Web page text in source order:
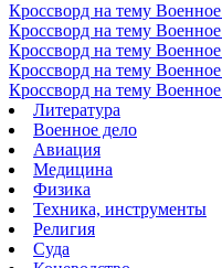
Кроссворд на тему
Кроссворд на тему
Кроссворд на тему
Кроссворд на тему
Кроссворд на тему
Литература
Военное дело
Авиация
Медицина
Физика
Техника, инструменты
Религия
Суда